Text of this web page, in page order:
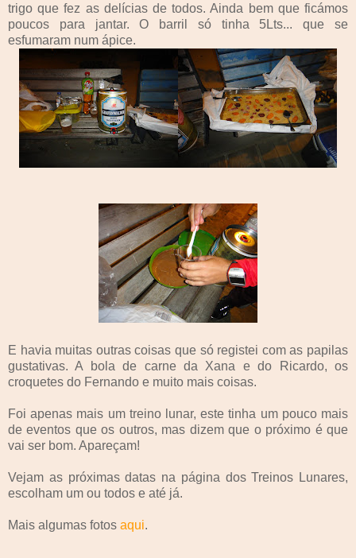
trigo que fez as delícias de todos. Ainda bem que ficámos
poucos para jantar. O barril só tinha 5Lts... que se
esfumaram num ápice.
E havia muitas outras coisas que só registei com as papilas
gustativas. A bola de carne da Xana e do Ricardo, os
croquetes do Fernando e muito mais coisas.
Foi apenas mais um treino lunar, este tinha um pouco mais
de eventos que os outros, mas dizem que o próximo é que
vai ser bom. Apareçam!
Vejam as próximas datas na página dos Treinos Lunares,
escolham um ou todos e até já.
Mais algumas fotos aqui.